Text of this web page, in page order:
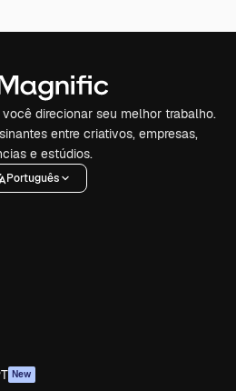
direcionar seu melhor trabalho.
entre criativos, empresas,
e estúdios.
Português
New